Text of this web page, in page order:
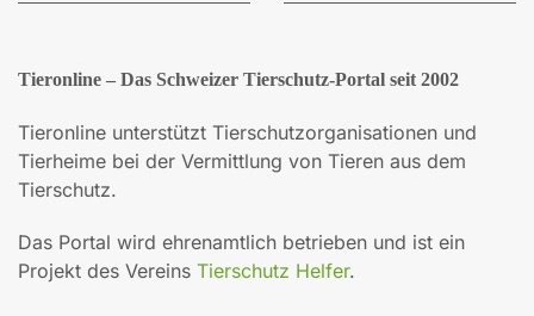
Tieronline – Das Schweizer Tierschutz-Portal seit 2002
Tieronline unterstützt Tierschutzorganisationen und
Tierheime bei der Vermittlung von Tieren aus dem
Tierschutz.
Das Portal wird ehrenamtlich betrieben und ist ein
Projekt des Vereins Tierschutz Helfer.